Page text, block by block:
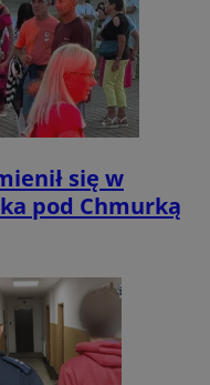
się w
pod Chmurką